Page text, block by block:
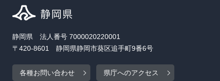
静岡県 法人番号 7000020220001
〒420-8601 静岡県静岡市葵区追手町9番6号
各種お問い合わせ 県庁へのアクセス